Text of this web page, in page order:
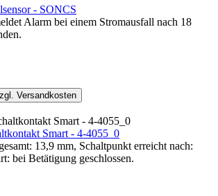
- SONCS
Alarm bei einem Stromausfall nach 18
Versandkosten
Smart - 4-4055_0
13,9 mm, Schaltpunkt erreicht nach:
bei Betätigung geschlossen.